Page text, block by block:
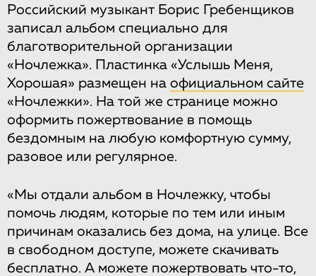
Российский музыкант Борис Гребенщиков
записал альбом специально для
благотворительной организации
«Ночлежка». Пластинка «Услышь Меня,
Хорошая» размещен на официальном сайте
«Ночлежки». На той же странице можно
оформить пожертвование в помощь
бездомным на любую комфортную сумму,
разовое или регулярное.
«Мы отдали альбом в Ночлежку, чтобы
помочь людям, которые по тем или иным
причинам оказались без дома, на улице. Все
в свободном доступе, можете скачивать
бесплатно. А можете пожертвовать что-то,